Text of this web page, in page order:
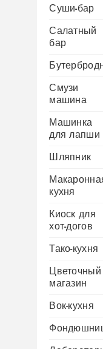
Суши-бар
Салатный
бар
Смузи
машина
Машинка
для лапши
Шляпник
кухня
Киоск для
хот-догов
Тако-кухня
Цветочный
магазин
Вок-кухня